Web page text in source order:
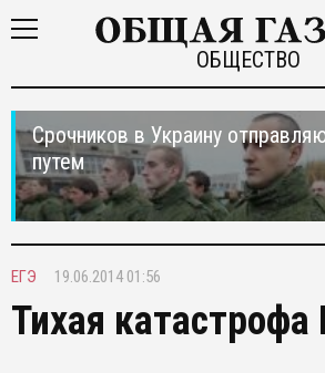
ОБЩЕСТВО
Срочников в Украину
путем
ЕГЭ 19.06.2014 01:56
Тихая катастрофа